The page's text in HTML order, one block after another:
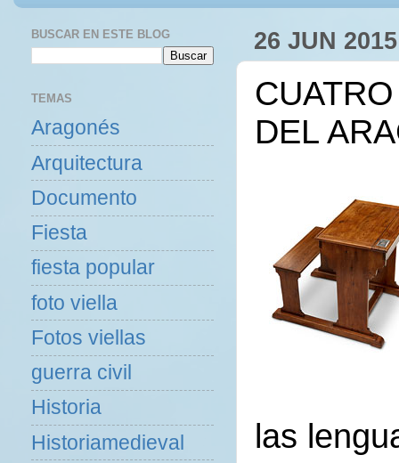
26 JUN 2015
DEL
las
BUSCAR EN ESTE BLOG
TEMAS
Aragonés
Arquitectura
Documento
Fiesta
fiesta popular
foto viella
Fotos viellas
guerra civil
Historia
Historiamedieval